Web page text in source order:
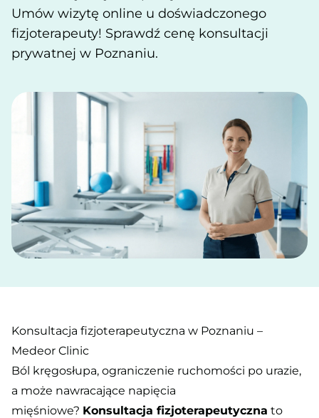
Umów wizytę online u doświadczonego
fizjoterapeuty! Sprawdź cenę konsultacji
prywatnej w Poznaniu.
Konsultacja fizjoterapeutyczna w Poznaniu –
Medeor Clinic
Ból kręgosłupa, ograniczenie ruchomości po urazie,
a może nawracające napięcia
mięśniowe? Konsultacja fizjoterapeutyczna to